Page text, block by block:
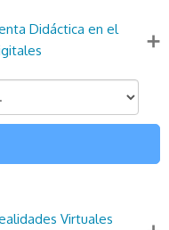
Didáctica en el
ETAPAS
21
Virtuales